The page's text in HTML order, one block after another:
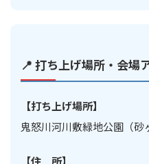
📍 打ち上げ場所・会場
【打ち上げ場所】
鬼怒川河川敷緑地公園（砂
【住 所】